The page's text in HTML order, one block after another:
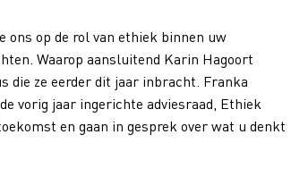
ons op de rol van ethiek binnen uw
Waarop aansluitend Karin Hagoort
die ze eerder dit jaar inbracht. Franka
vorig jaar ingerichte adviesraad, Ethiek
en gaan in gesprek over wat u denkt